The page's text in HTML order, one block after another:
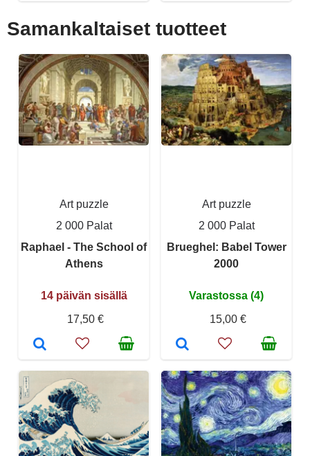
Samankaltaiset tuotteet
Art puzzle
2 000 Palat
Raphael - The School of
Athens
14 päivän sisällä
17,50 €
Art puzzle
2 000 Palat
Brueghel: Babel Tower
2000
Varastossa (4)
15,00 €